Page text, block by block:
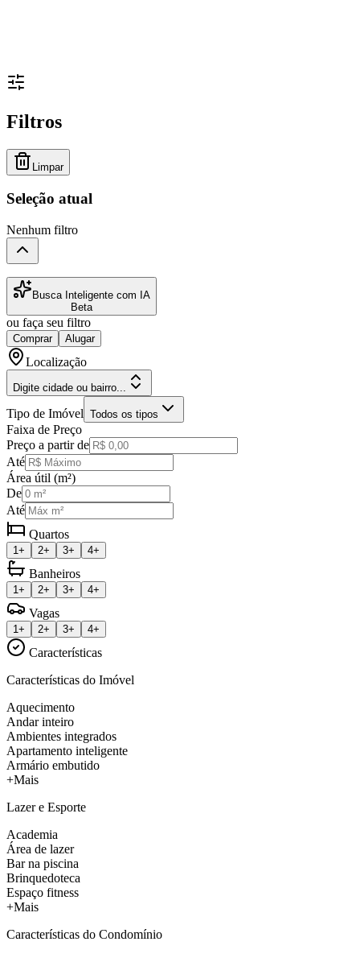
Filtros
Limpar
Seleção atual
Nenhum filtro
Busca Inteligente com IA
Beta
ou faça seu filtro
Comprar Alugar
Localização
Digite cidade ou bairro...
Tipo de Imóvel Todos os tipos
Faixa de Preço
Preço a partir de
Até
Área útil (m²)
De
Até
Quartos
1+ 2+ 3+ 4+
Banheiros
1+ 2+ 3+ 4+
Vagas
1+ 2+ 3+ 4+
Características
Características do Imóvel
Aquecimento
Andar inteiro
Ambientes integrados
Apartamento inteligente
Armário embutido
+Mais
Lazer e Esporte
Academia
Área de lazer
Bar na piscina
Brinquedoteca
Espaço fitness
+Mais
Características do Condomínio